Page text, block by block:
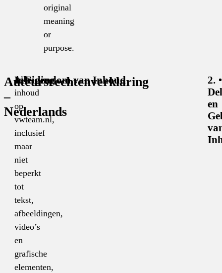
original
meaning
or
purpose.
Auteursrechtenverklaring
–
Nederlands
Inleiding
Alle
inhoud
op
vwteam.nl,
inclusief
maar
niet
beperkt
tot
tekst,
afbeeldingen,
video’s
en
grafische
elementen,
1. Eigendom van Inhoud
2.
en